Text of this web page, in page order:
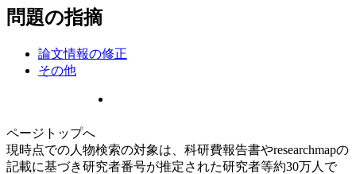
問題の指摘
論文情報の修正
その他
ページトップへ
現時点での人物検索の対象は、科研費報告書やresearchmapの
記載に基づき研究者番号が推定された研究者等約30万人で